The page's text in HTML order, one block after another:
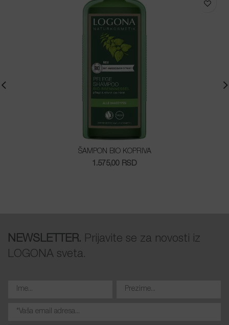
ŠAMPON BIO KOPRIVA
1.575,00 RSD
NEWSLETTER. Prijavite se za novosti iz
LOGONA sveta.